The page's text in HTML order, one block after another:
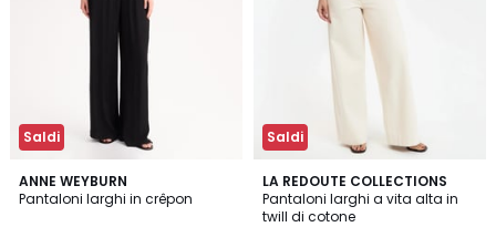
Saldi
ANNE WEYBURN
Pantaloni larghi in crêpon
4,6
/ 5
2
Colori
Saldi
LA REDOUTE COLLECTIONS
Pantaloni larghi a vita alta in
twill di cotone
4,4
/ 5
3
Colori